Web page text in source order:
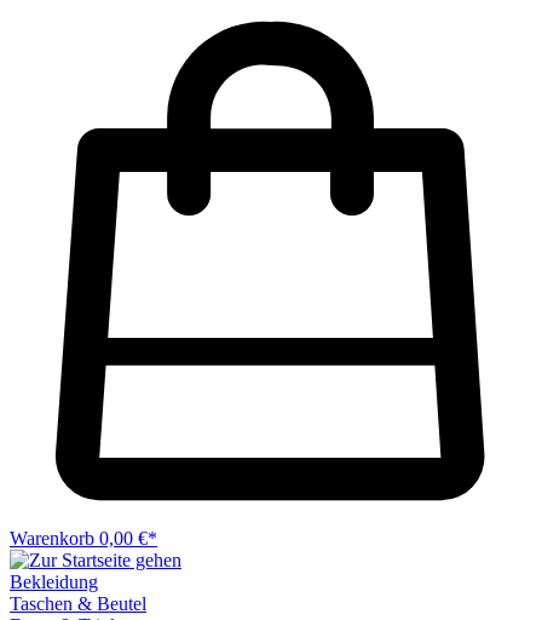
Warenkorb 0,00 €*
Bekleidung
Taschen & Beutel